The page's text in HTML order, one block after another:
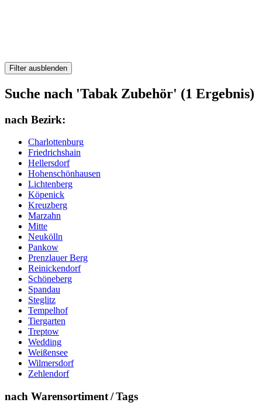
Filter ausblenden
Suche nach 'Tabak Zubehör' (1 Ergebnis)
nach Bezirk:
Charlottenburg
Friedrichshain
Hellersdorf
Hohenschönhausen
Lichtenberg
Köpenick
Kreuzberg
Marzahn
Mitte
Neukölln
Pankow
Prenzlauer Berg
Reinickendorf
Schöneberg
Spandau
Steglitz
Tempelhof
Tiergarten
Treptow
Wedding
Weißensee
Wilmersdorf
Zehlendorf
nach Warensortiment / Tags